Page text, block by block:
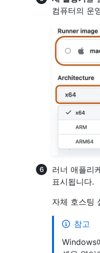
컴퓨터의 운
러너 애플리
표시됩니다.
자체 호스팅
참고
Windows